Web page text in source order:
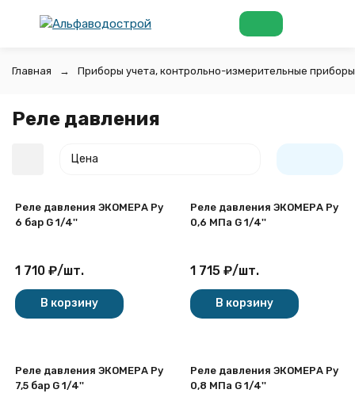
Главная Приборы учета, контрольно-измерительные
Реле давления
Цена
Реле давления ЭКОМЕРА Ру
6 бар G 1/4''
1 710 ₽/шт.
В корзину
Реле давления ЭКОМЕРА Ру
0,6 МПа G 1/4''
1 715 ₽/шт.
В корзину
Реле давления ЭКОМЕРА Ру
7,5 бар G 1/4''
Реле давления ЭКОМЕРА Ру
0,8 МПа G 1/4''